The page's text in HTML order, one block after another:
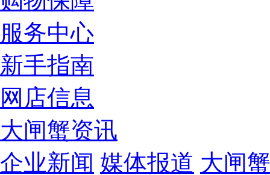
服务中心
新手指南
网店信息
大闸蟹资讯
企业新闻 媒体报道 大闸